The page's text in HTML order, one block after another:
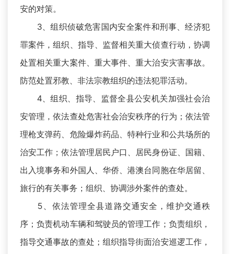
安的对策。
3、组织侦破危害国内安全案件和刑事、经济犯
罪案件，组织、指导、监督相关重大侦查行动，协调
处置相关重大案件、重大事件、重大治安灾害事故。
防范处置邪教、非法宗教组织的违法犯罪活动。
4、组织、指导、监督全县公安机关加强社会治
安管理，依法查处危害社会治安秩序的行为；依法管
理枪支弹药、危险爆炸药品、特种行业和公共场所的
治安工作；依法管理居民户口、居民身份证、国籍、
出入境事务和外国人、华侨、港澳台同胞在华居留、
旅行的有关事务；组织、协调涉外案件的查处。
5、依法管理全县道路交通安全，维护交通秩
序；负责机动车辆和驾驶员的管理工作；负责组织，
指导交通事故的查处；组织指导街面治安巡逻工作，